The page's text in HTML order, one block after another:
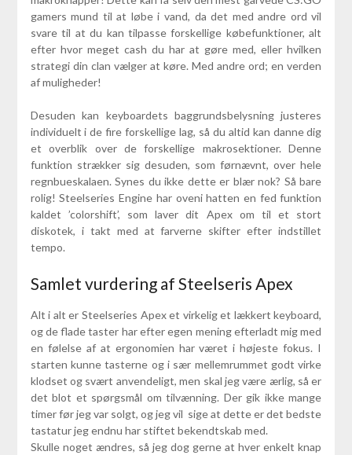
gamers mund til at løbe i vand, da det med andre ord vil
svare til at du kan tilpasse forskellige købefunktioner, alt
efter hvor meget cash du har at gøre med, eller hvilken
strategi din clan vælger at køre. Med andre ord; en verden
af muligheder!
Desuden kan keyboardets baggrundsbelysning justeres
individuelt i de fire forskellige lag, så du altid kan danne dig
et overblik over de forskellige makrosektioner. Denne
funktion strækker sig desuden, som førnævnt, over hele
regnbueskalaen. Synes du ikke dette er blær nok? Så bare
rolig! Steelseries Engine har oveni hatten en fed funktion
kaldet ’colorshift’, som laver dit Apex om til et stort
diskotek, i takt med at farverne skifter efter indstillet
tempo.
Samlet vurdering af Steelseris Apex
Alt i alt er Steelseries Apex et virkelig et lækkert keyboard,
og de flade taster har efter egen mening efterladt mig med
en følelse af at ergonomien har været i højeste fokus. I
starten kunne tasterne og i sær mellemrummet godt virke
klodset og svært anvendeligt, men skal jeg være ærlig, så er
det blot et spørgsmål om tilvænning. Der gik ikke mange
timer før jeg var solgt, og jeg vil sige at dette er det bedste
tastatur jeg endnu har stiftet bekendtskab med.
Skulle noget ændres, så jeg dog gerne at hver enkelt knap